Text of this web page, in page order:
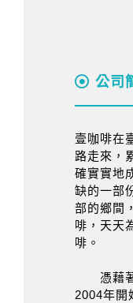
公司
壹咖啡在
路走來，
確實實地
缺的一部
部的鄉間
啡，天天
啡。
憑藉著
2004年開